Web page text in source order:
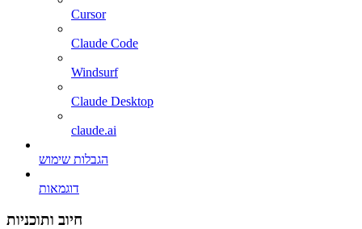
Cursor
Claude Code
Windsurf
Claude Desktop
claude.ai
הגבלות שימוש
דוגמאות
חיוב ותוכניות